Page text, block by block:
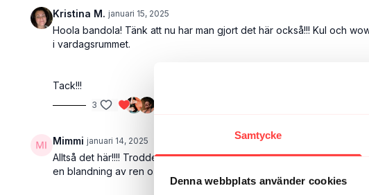
Samtycke
Denna webbplats använder cookies
Kristina M. januari 15, 2025
Hoola bandola! Tänk att nu har man gjort det här också!!! Kul och
i vardagsrummet.
Tack!!!
3
Mimmi januari 14, 2025
Alltså det här!!!! Trodde aldrig jag skulle orka. Tänkte när jag såg
en blandning av ren o skär kroppsstyrka och yoga. Att man kan vara